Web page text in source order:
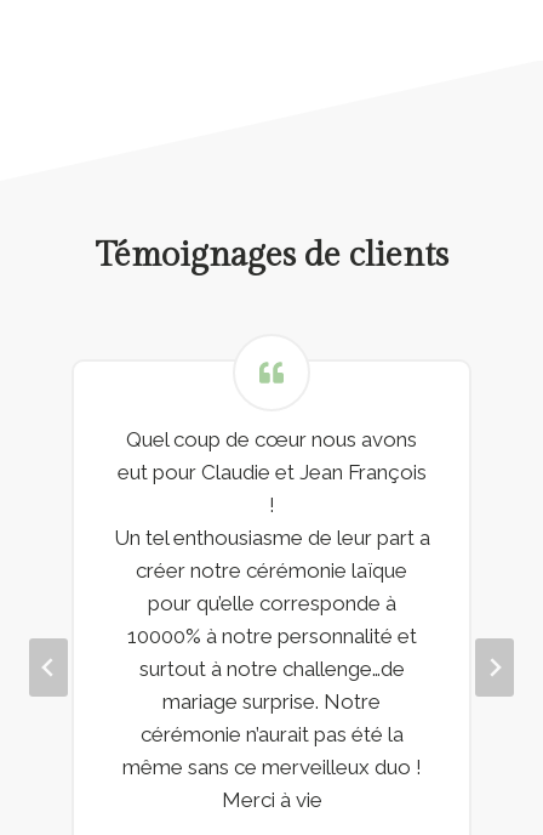
Témoignages de clients
Quel coup de cœur nous avons
eut pour Claudie et Jean François
!
Un tel enthousiasme de leur part a
créer notre cérémonie laïque
pour qu’elle corresponde à
10000% à notre personnalité et
surtout à notre challenge…de
mariage surprise. Notre
cérémonie n’aurait pas été la
même sans ce merveilleux duo !
Merci à vie